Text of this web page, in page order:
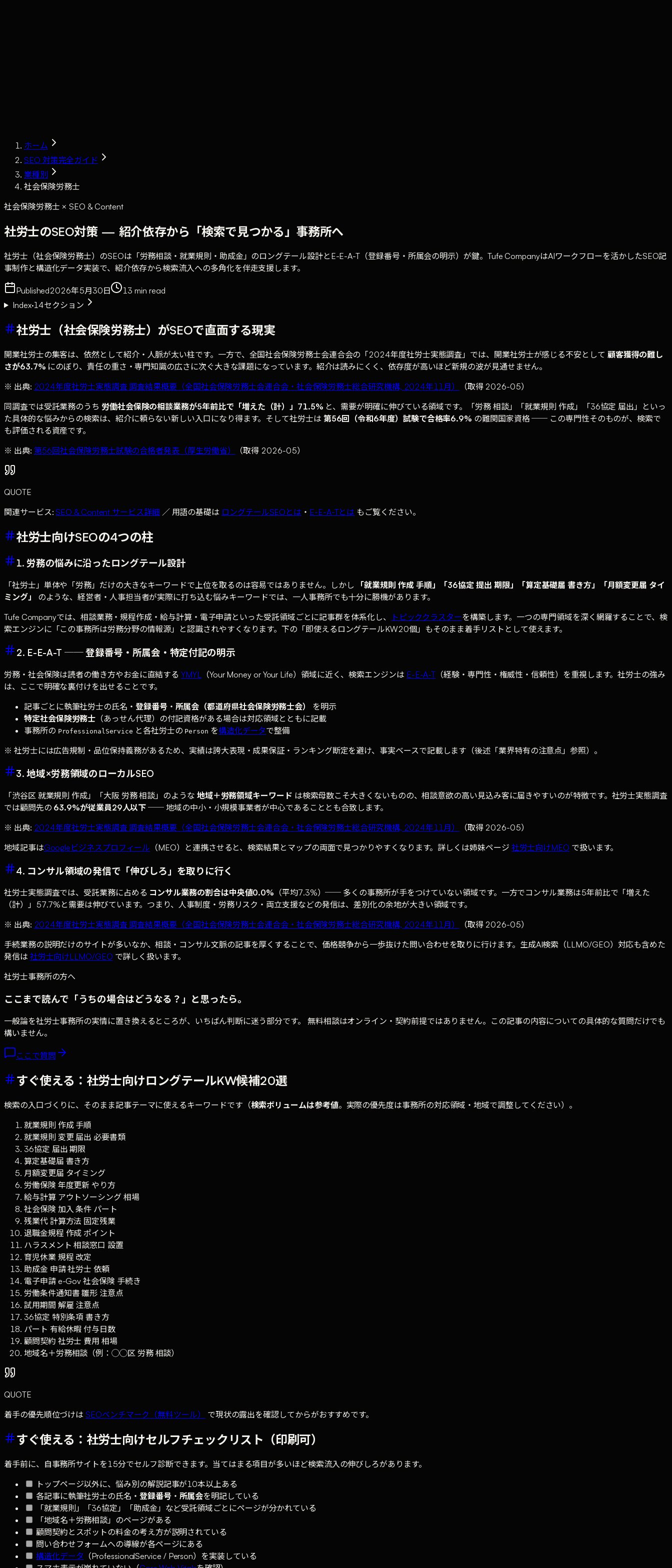
ホーム
SEO 対策完全ガイド
業種別
社会保険労務士
社会保険労務士 × SEO & Content
社労士のSEO対策 — 紹介依存から「検索で見つかる」事務所へ
社労士（社会保険労務士）のSEOは「労務相談・就業規則・助成金」のロングテール設計とE-E-A-T（登録番号・所属会の明示）が鍵。Tufe CompanyはAIワークフローを活かしたSEO記
事制作と構造化データ実装で、紹介依存から検索流入への多角化を伴走支援します。
Published2026年5月30日 13 min read
Index·14セクション
社労士（社会保険労務士）がSEOで直面する現実
開業社労士の集客は、依然として紹介・人脈が太い柱です。一方で、全国社会保険労務士会連合会の「2024年度社労士実態調査」では、開業社労士が感じる不安として 顧客獲得の難し
さが63.7% にのぼり、責任の重さ・専門知識の広さに次ぐ大きな課題になっています。紹介は読みにくく、依存度が高いほど新規の波が見通せません。
※ 出典: 2024年度社労士実態調査 調査結果概要（全国社会保険労務士会連合会・社会保険労務士総合研究機構, 2024年11月）
（取得 2026-05）
同調査では受託業務のうち 労働社会保険の相談業務が5年前比で「増えた（計）」71.5% と、需要が明確に伸びている領域です。「労務 相談」「就業規則 作成」「36協定 届出」といっ
た具体的な悩みからの検索は、紹介に頼らない新しい入口になり得ます。そして社労士は 第56回（令和6年度）試験で合格率6.9% の難関国家資格 ── この専門性そのものが、検索で
も評価される資産です。
※ 出典: 第56回社会保険労務士試験の合格者発表（厚生労働省） （取得 2026-05）
QUOTE
関連サービス:SEO & Content サービス詳細 ／ 用語の基礎は ロングテールSEOとは ・ E-E-A-Tとは もご覧ください。
社労士向けSEOの4つの柱
1. 労務の悩みに沿ったロングテール設計
「社労士」単体や「労務」だけの大きなキーワードで上位を取るのは容易ではありません。しかし
「就業規則 作成 手順」「36協定 提出 期限」「算定基礎届 書き方」「月額変更届 タイ
ミング」
のような、経営者・人事担当者が実際に打ち込む悩みキーワードでは、一人事務所でも十分に勝機があります。
Tufe Companyでは、相談業務・規程作成・給与計算・電子申請といった受託領域ごとに記事群を体系化し、
トピッククラスターを構築します。一つの専門領域を深く網羅することで、検
索エンジンに「この事務所は労務分野の情報源」と認識されやすくなります。下の「即使えるロングテールKW20個」もそのまま着手リストとして使えます。
2. E-E-A-T ── 登録番号・所属会・特定付記の明示
労務・社会保険は読者の働き方やお金に直結するYMYL （Your Money or Your Life）領域に近く、検索エンジンは E-E-A-T （経験・専門性・権威性・信頼性）を重視します。社労士の強み
は、ここで明確な裏付けを出せることです。
記事ごとに執筆社労士の氏名・ 登録番号・ 所属会（都道府県社会保険労務士会）
を明示
特定社会保険労務士 （あっせん代理）の付記資格がある場合は対応領域とともに記載
事務所の ProfessionalService と各社労士の Person を構造化データで整備
※ 社労士には広告規制・品位保持義務があるため、実績は誇大表現・成果保証・ランキング断定を避け、事実ベースで記載します（後述「業界特有の注意点」参照）。
3. 地域×労務領域のローカルSEO
「渋谷区 就業規則 作成」「大阪 労務 相談」のような 地域＋労務領域キーワード は検索母数こそ大きくないものの、相談意欲の高い見込み客に届きやすいのが特徴です。社労士実態調査
では顧問先の 63.9%が従業員29人以下 ── 地域の中小・小規模事業者が中心であることとも合致します。
※ 出典: 2024年度社労士実態調査 調査結果概要（全国社会保険労務士会連合会・社会保険労務士総合研究機構, 2024年11月）
（取得 2026-05）
地域記事はGoogleビジネスプロフィール （MEO）と連携させると、検索結果とマップの両面で見つかりやすくなります。詳しくは姉妹ページ 社労士向けMEO で扱います。
4. コンサル領域の発信で「伸びしろ」を取りに行く
社労士実態調査では、受託業務に占める コンサル業務の割合は中央値0.0% （平均7.3%）── 多くの事務所が手をつけていない領域です。一方でコンサル業務は5年前比で「増えた
（計）」57.7%と需要は伸びています。つまり、人事制度・労務リスク・両立支援などの発信は、差別化の余地が大きい領域です。
※ 出典: 2024年度社労士実態調査 調査結果概要（全国社会保険労務士会連合会・社会保険労務士総合研究機構, 2024年11月）
（取得 2026-05）
手続業務の説明だけのサイトが多いなか、相談・コンサル文脈の記事を厚くすることで、価格競争から一歩抜けた問い合わせを取りに行けます。生成AI検索（LLMO/GEO）対応も含めた
発信は 社労士向けLLMO/GEO で詳しく扱います。
社労士事務所の方へ
ここまで読んで「うちの場合はどうなる？」と思ったら。
一般論を社労士事務所の実情に置き換えるところが、いちばん判断に迷う部分です。 無料相談はオンライン・契約前提ではありません。この記事の内容についての具体的な質問だけでも
構いません。
ここで質問
すぐ使える：社労士向けロングテールKW候補20選
検索の入口づくりに、そのまま記事テーマに使えるキーワードです（検索ボリュームは参考値。実際の優先度は事務所の対応領域・地域で調整してください）。
就業規則 作成 手順
就業規則 変更 届出 必要書類
36協定 届出 期限
算定基礎届 書き方
月額変更届 タイミング
労働保険 年度更新 やり方
給与計算 アウトソーシング 相場
社会保険 加入 条件 パート
残業代 計算方法 固定残業
退職金規程 作成 ポイント
ハラスメント 相談窓口 設置
育児休業 規程 改定
助成金 申請 社労士 依頼
電子申請 e-Gov 社会保険 手続き
労働条件通知書 雛形 注意点
試用期間 解雇 注意点
36協定 特別条項 書き方
パート 有給休暇 付与日数
顧問契約 社労士 費用 相場
地域名＋労務相談（例：◯◯区 労務 相談）
QUOTE
着手の優先順位づけはSEOベンチマーク（無料ツール） で現状の露出を確認してからがおすすめです。
すぐ使える：社労士向けセルフチェックリスト（印刷可）
着手前に、自事務所サイトを15分でセルフ診断できます。当てはまる項目が多いほど検索流入の伸びしろがあります。
トップページ以外に、悩み別の解説記事が10本以上ある
各記事に執筆社労士の氏名・ 登録番号・ 所属会を明記している
「就業規則」「36協定」「助成金」など受託領域ごとにページが分かれている
「地域名＋労務相談」のページがある
顧問契約とスポットの料金の考え方が説明されている
問い合わせフォームへの導線が各ページにある
構造化データ （ProfessionalService / Person）を実装している